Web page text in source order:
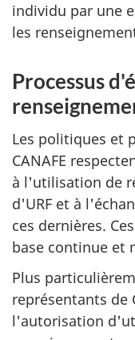
individu par une
les
Processus
Les politiques et
CANAFE
à l'utilisation de
d'URF et à
ces dernières.
base continue et
Plus
représentants de
l'autorisation